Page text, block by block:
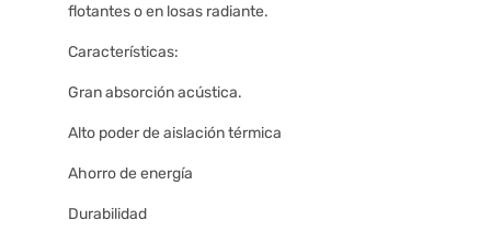
flotantes o en losas radiante.
Características:
Gran absorción acústica.
Alto poder de aislación térmica
Ahorro de energía
Durabilidad